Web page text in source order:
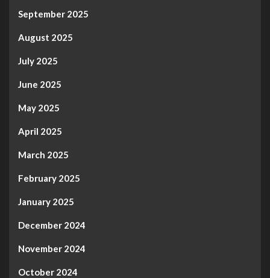
September 2025
August 2025
July 2025
June 2025
May 2025
April 2025
March 2025
February 2025
January 2025
December 2024
November 2024
October 2024